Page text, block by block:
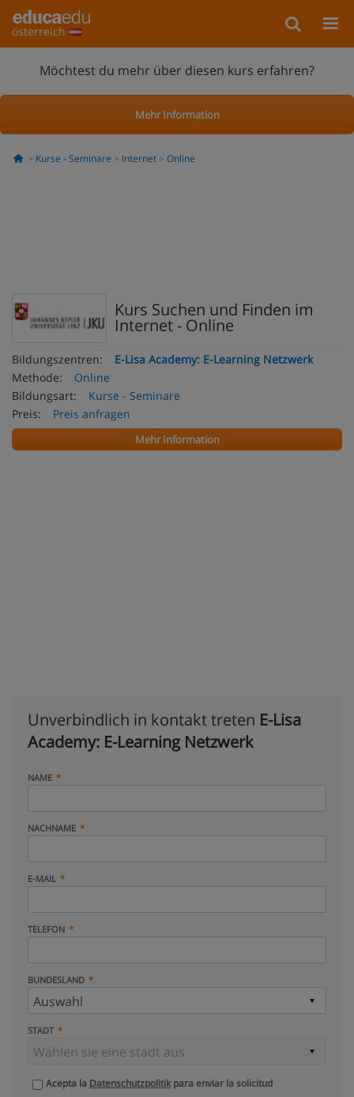
österreich
Möchtest du mehr über diesen kurs erfahren?
Mehr Information
Kurse - Seminare Internet Online
Kurs Suchen und Finden im
Internet - Online
Bildungszentren:
E-Lisa Academy: E-Learning Netzwerk
Methode:
Online
Bildungsart:
Kurse - Seminare
Preis:
Preis anfragen
Mehr Information
Unverbindlich in kontakt treten E-Lisa
Academy: E-Learning Netzwerk
NAME
NACHNAME
E-MAIL
TELEFON
BUNDESLAND
STADT
Acepta la Datenschutzpolitikpara enviar la solicitud